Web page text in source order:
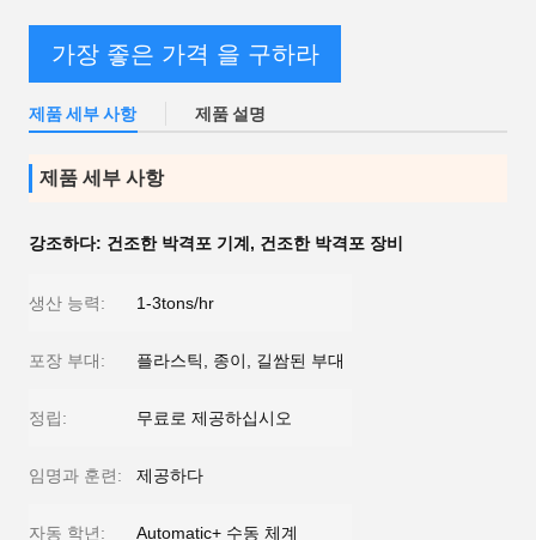
가장 좋은 가격 을 구하라
제품 세부 사항 제품 설명
제품 세부 사항
강조하다: 건조한 박격포 기계 , 건조한 박격포 장비
생산 능력: 1-3tons/hr
포장 부대: 플라스틱, 종이, 길쌈된 부대
정립: 무료로 제공하십시오
임명과 훈련: 제공하다
자동 학년: Automatic+ 수동 체계